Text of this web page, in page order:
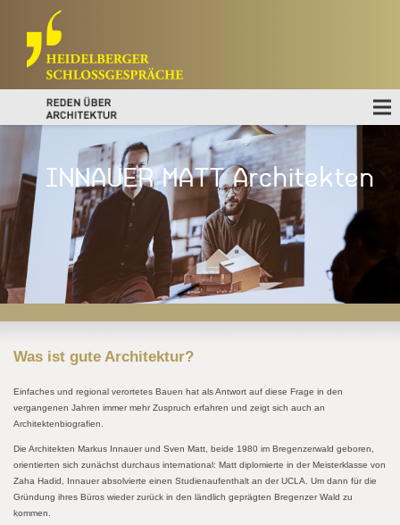
INNAUER MATT Architekten
Was ist gute Architektur?
Einfaches und regional verortetes Bauen hat als Antwort auf diese Frage in den
vergangenen Jahren immer mehr Zuspruch erfahren und zeigt sich auch an
Architektenbiografien.
Die Architekten Markus Innauer und Sven Matt, beide 1980 im Bregenzerwald geboren,
orientierten sich zunächst durchaus international: Matt diplomierte in der Meisterklasse von
Zaha Hadid, Innauer absolvierte einen Studienaufenthalt an der UCLA. Um dann für die
Gründung ihres Büros wieder zurück in den ländlich geprägten Bregenzer Wald zu
kommen.